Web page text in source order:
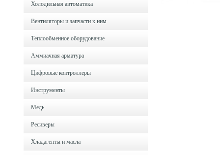
Холодильная автоматика
Вентиляторы и запчасти к ним
Теплообменное оборудование
Аммиачная арматура
Цифровые контроллеры
Инструменты
Медь
Ресиверы
Хладагенты и масла